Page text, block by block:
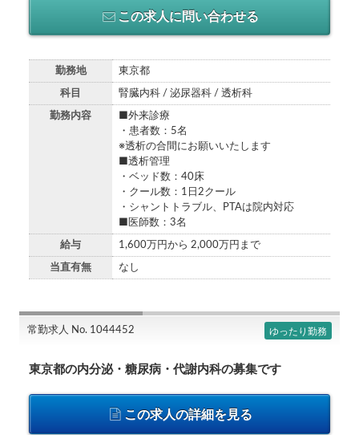
この求人に問い合わせる
勤務地 東京都
科目 腎臓内科 / 泌尿器科 / 透析科
勤務内容
■外来診療
・患者数：5名
※透析の合間にお願いいたします
■透析管理
・ベッド数：40床
・クール数：1日2クール
・シャントトラブル、PTAは院内対応
■医師数：3名
給与 1,600万円から 2,000万円まで
当直有無 なし
常勤求人 No. 1044452 ゆったり勤務
東京都の内分泌・糖尿病・代謝内科の募集です
この求人の詳細を見る